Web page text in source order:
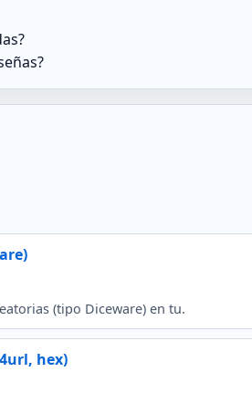
(tipo Diceware) en tu.
hex)